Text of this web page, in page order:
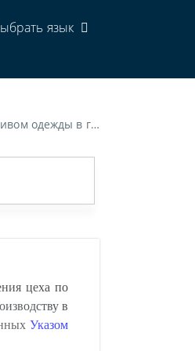
язык
№ 506 "О развитии Оршанского района Витебской области"?»
цеха по
в
Указом